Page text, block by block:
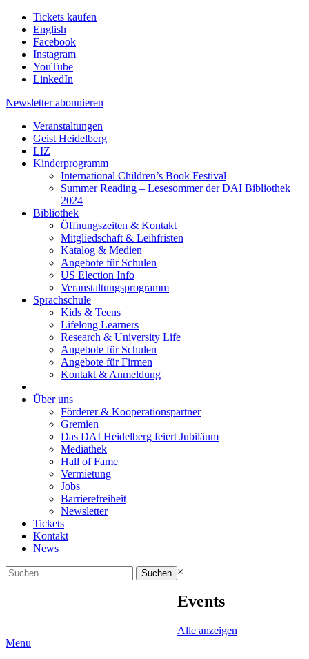
Tickets kaufen
English
Facebook
Instagram
YouTube
LinkedIn
Newsletter abonnieren
Veranstaltungen
Geist Heidelberg
LIZ
Kinderprogramm
International Children’s Book Festival
Summer Reading – Lesesommer der DAI Bibliothek
2024
Bibliothek
Öffnungszeiten & Kontakt
Mitgliedschaft & Leihfristen
Katalog & Medien
Angebote für Schulen
US Election Info
Veranstaltungsprogramm
Sprachschule
Kids & Teens
Lifelong Learners
Research & University Life
Angebote für Schulen
Angebote für Firmen
Kontakt & Anmeldung
|
Über uns
Förderer & Kooperationspartner
Gremien
Das DAI Heidelberg feiert Jubiläum
Mediathek
Hall of Fame
Vermietung
Jobs
Barrierefreiheit
Newsletter
Tickets
Kontakt
News
Suchen
nach:
×
Events
Alle anzeigen
Menu